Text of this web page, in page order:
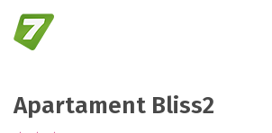
Apartament Bliss2